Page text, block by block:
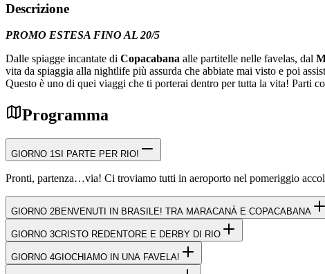
Descrizione
PROMO ESTESA FINO AL 20/5
Dalle spiagge incantate di Copacabana alle partitelle nelle favelas, dal
vita da spiaggia alla nightlife più assurda che abbiate mai visto e poi
Questo è uno di quei viaggi che ti porterai dentro per tutta la vita! Parti
Programma
GIORNO 1SI PARTE PER RIO!
Pronti, partenza…via! Ci troviamo tutti in aeroporto nel pomeriggio
GIORNO 2BENVENUTI IN BRASILE! TRA MARACANÀ E COPACABANA
GIORNO 3CRISTO REDENTORE E DERBY DI RIO
GIORNO 4GIOCHIAMO IN UNA FAVELA!